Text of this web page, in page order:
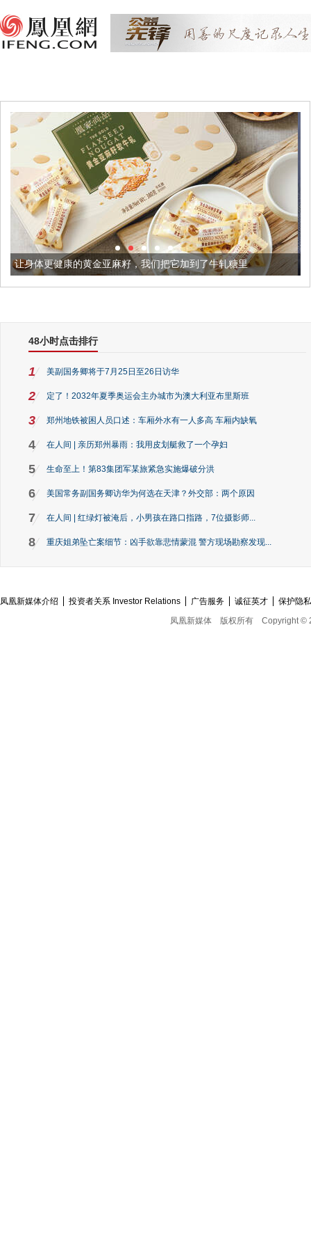
亚麻籽，我们把它加到了牛轧糖里 被列入佛家七宝的它到
48小时点击排行
1 美副国务卿将于7月25日至26日访华
2 定了！2032年夏季奥运会主办城市为澳大利亚布里斯班
3 郑州地铁被困人员口述：车厢外水有一人多高 车厢内缺氧
4 在人间 | 亲历郑州暴雨：我用皮划艇救了一个孕妇
5 生命至上！第83集团军某旅紧急实施爆破分洪
6 美国常务副国务卿访华为何选在天津？外交部：两个原因
7 在人间 | 红绿灯被淹后，小男孩在路口指路，7位摄影师...
8 重庆姐弟坠亡案细节：凶手欲靠悲情蒙混 警方现场勘察发现...
凤凰新媒体介绍 投资者关系 Investor Relations 广告服务 诚征英才
保护隐
凤凰新媒体
版权所有 Copyright ©